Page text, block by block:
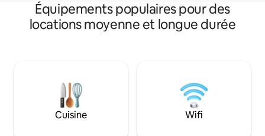
Équipements populaires pour des
locations moyenne et longue durée
Cuisine Wifi